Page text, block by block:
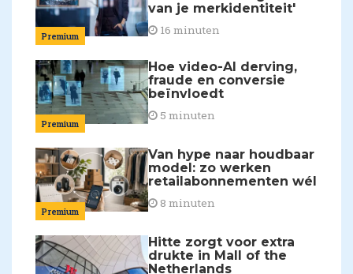
Premium
van je merkidentiteit'
16 minuten
Premium
Hoe video-AI derving,
fraude en conversie
beïnvloedt
5 minuten
Premium
Van hype naar houdbaar
model: zo werken
retailabonnementen wél
8 minuten
Hitte zorgt voor extra
drukte in Mall of the
Netherlands